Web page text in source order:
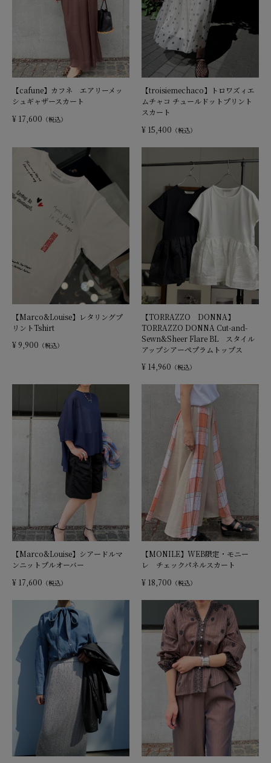
【cafune】カフネ エアリーメッ
シュギャザースカート
¥ 17,600 （税込）
【troisiemechaco】トロワズィエ
ムチャコ チュールドットプリント
スカート
¥ 15,400 （税込）
【Marco&Louise】レタリングプ
リントTshirt
¥ 9,900 （税込）
【TORRAZZO DONNA】
TORRAZZO DONNA Cut-and-
Sewn&Sheer Flare BL スタイル
アップシアーペプラムトップス
¥ 14,960 （税込）
【Marco&Louise】シアードルマ
ンニットプルオーバー
¥ 17,600 （税込）
【MONILE】WEB限定・モニー
レ チェックパネルスカート
¥ 18,700 （税込）